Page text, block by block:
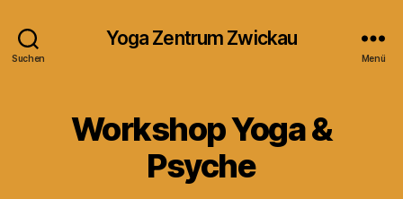
Suchen
Yoga Zentrum Zwickau
Menü
Workshop Yoga &
Psyche